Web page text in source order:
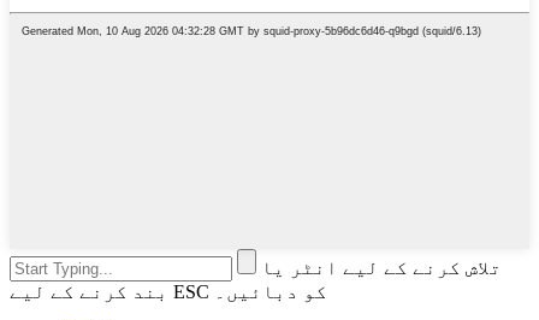
تلاش کرنے کے لیے انٹر یا
بند کرنے کے لیے ESC کو دبائیں۔